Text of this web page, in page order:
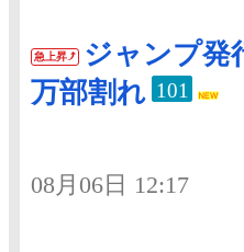
急上昇
ジャンプ発
万部割れ 101
08月06日 12:17